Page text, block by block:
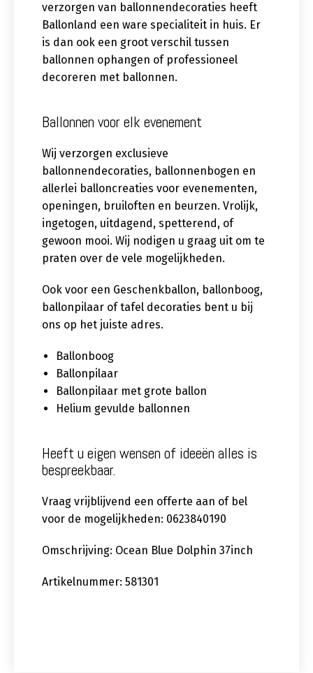
verzorgen van ballonnendecoraties heeft
Ballonland een ware specialiteit in huis. Er
is dan ook een groot verschil tussen
ballonnen ophangen of professioneel
decoreren met ballonnen.
Ballonnen voor elk evenement
Wij verzorgen exclusieve
ballonnendecoraties, ballonnenbogen en
allerlei balloncreaties voor evenementen,
openingen, bruiloften en beurzen. Vrolijk,
ingetogen, uitdagend, spetterend, of
gewoon mooi. Wij nodigen u graag uit om te
praten over de vele mogelijkheden.
Ook voor een Geschenkballon, ballonboog,
ballonpilaar of tafel decoraties bent u bij
ons op het juiste adres.
Ballonboog
Ballonpilaar
Ballonpilaar met grote ballon
Helium gevulde ballonnen
Heeft u eigen wensen of ideeën alles is
bespreekbaar.
Vraag vrijblijvend een offerte aan of bel
voor de mogelijkheden: 0623840190
Omschrijving: Ocean Blue Dolphin 37inch
Artikelnummer: 581301